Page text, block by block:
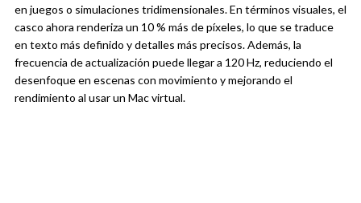
en juegos o simulaciones tridimensionales. En términos visuales, el
casco ahora renderiza un 10 % más de píxeles, lo que se traduce
en texto más definido y detalles más precisos. Además, la
frecuencia de actualización puede llegar a 120 Hz, reduciendo el
desenfoque en escenas con movimiento y mejorando el
rendimiento al usar un Mac virtual.